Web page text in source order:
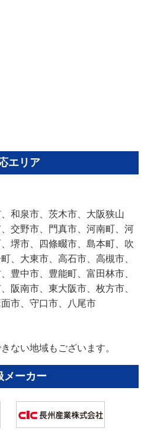
エリア
和泉市、茨木市、大阪狭山
交野市、門真市、河南町、河
堺市、四條畷市、島本町、吹
、大東市、高石市、高槻市、
豊中市、豊能町、富田林市、
阪南市、東大阪市、枚方市、
市、守口市、八尾市
ない地域もございます。
メーカー